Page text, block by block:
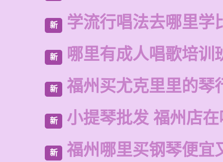
新 学流行唱法去哪里学
新 哪里有成人唱歌培训
新 福州买尤克里里的琴
新 小提琴批发 福州店
新 福州哪里买钢琴便宜